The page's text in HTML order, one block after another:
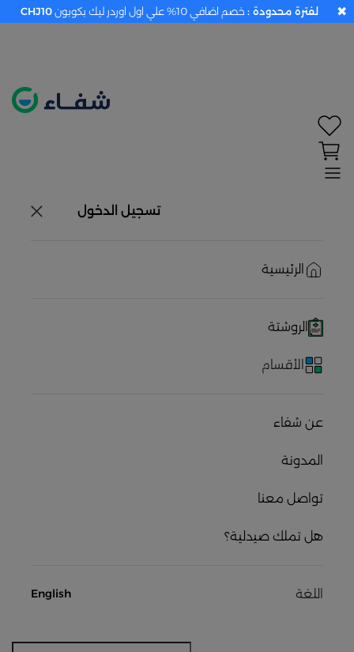
تسجيل الدخول
الرئيسية
الروشتة
الأقسام
عن شفاء
المدونة
تواصل معنا
هل تملك صيدلية؟
اللغة English
لفترة محدودة : خصم اضافي 10% علي اول اوردر ليك بكوبون CHJ10 ✖